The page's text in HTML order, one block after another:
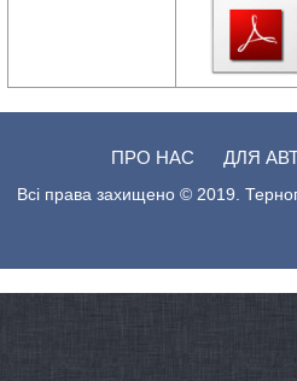
ПРО НАС ДЛЯ
Всі права захищено © 2019.